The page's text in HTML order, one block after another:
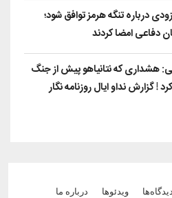
درباره تنگه هرمز توافق شود؛
دفاعی امضا کردند
هشداری که نتانیاهو پیش از جنگ
! گزارش نداو ایال روزنامه نگار
ویدئو‌ها
درباره ما